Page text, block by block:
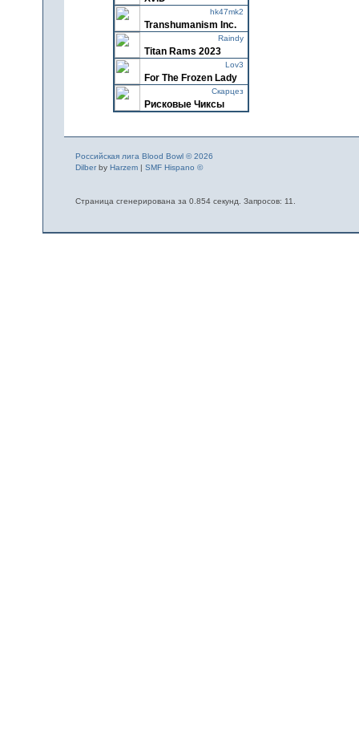
hk47mk2
Transhumanism Inc.
Raindy
Titan Rams 2023
Lov3
For The Frozen Lady
Скарцез
Pиcкoвыe Чикcы
Российская лига Blood Bowl © 2026
Dilberby Harzem| SMF Hispano ©
Страница сгенерирована за 0.854 секунд. Запросов: 11.